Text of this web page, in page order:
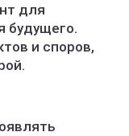
для
будущего.
и споров,